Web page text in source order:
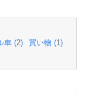
車 (2) 買い物 (1)